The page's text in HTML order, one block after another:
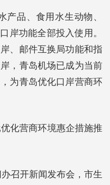
产品、食用水生动物、
岸功能全部投入使用。
、邮件互换局功能和指
，青岛机场已成为当前
为青岛优化口岸营商环
化营商环境惠企措施推
召开新闻发布会，市生